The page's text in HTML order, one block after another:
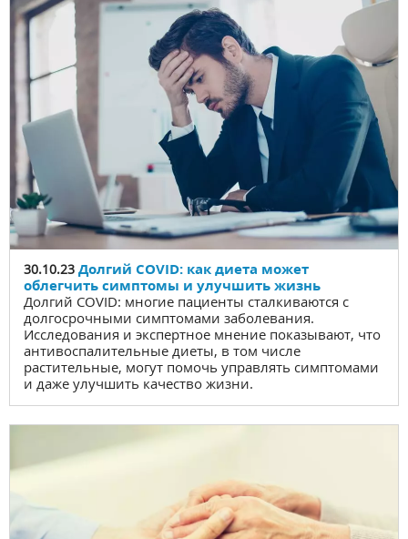
30.10.23 Долгий COVID: как диета может
облегчить симптомы и улучшить жизнь
Долгий COVID: многие пациенты сталкиваются с
долгосрочными симптомами заболевания.
Исследования и экспертное мнение показывают, что
антивоспалительные диеты, в том числе
растительные, могут помочь управлять симптомами
и даже улучшить качество жизни.